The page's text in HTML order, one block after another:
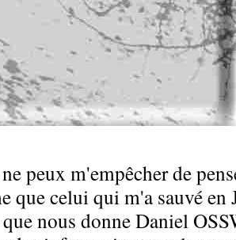
peux m'empêcher de
que celui qui m'a sauvé
nous donne Daniel